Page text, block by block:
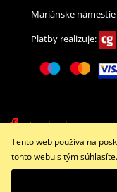
Mariánske
Platby realizuje:
Facebook
Tento web používa na
tohto webu s tým súhlasíte.